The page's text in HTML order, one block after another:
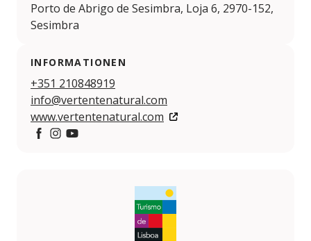
Porto de Abrigo de Sesimbra, Loja 6, 2970-152,
Sesimbra
INFORMATIONEN
+351 210848919
info@vertentenatural.com
www.vertentenatural.com